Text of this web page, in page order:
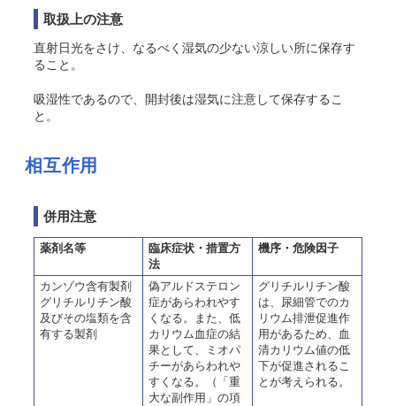
取扱上の注意
直射日光をさけ、なるべく湿気の少ない涼しい所に保存す
ること。
吸湿性であるので、開封後は湿気に注意して保存するこ
と。
相互作用
併用注意
薬剤名等
臨床症状・措置方
法
機序・危険因子
カンゾウ含有製剤
グリチルリチン酸
及びその塩類を含
有する製剤
偽アルドステロン
症があらわれやす
くなる。また、低
カリウム血症の結
果として、ミオパ
チーがあらわれや
すくなる。（「重
大な副作用」の項
グリチルリチン酸
は、尿細管でのカ
リウム排泄促進作
用があるため、血
清カリウム値の低
下が促進されるこ
とが考えられる。